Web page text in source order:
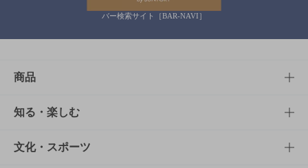
バー検索サイト［BAR-NAVI］
商品
商品TOP
商品一覧
知る・楽しむ
知る・楽しむTOP
文化・スポーツ